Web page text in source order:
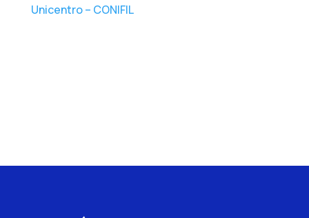
Unicentro – CONIFIL